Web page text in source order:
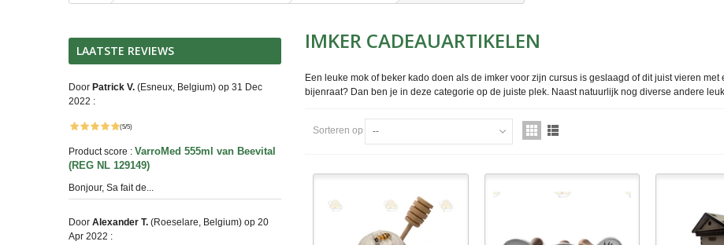
LAATSTE REVIEWS
Door Patrick V. (Esneux, Belgium) op 31 Dec
2022 :
(5/5)
Product score : VarroMed 555ml van Beevital
(REG NL 129149)
Bonjour, Sa fait de...
Door Alexander T. (Roeselare, Belgium) op 20
Apr 2022 :
IMKER CADEAUARTIKELEN
Een leuke mok of beker kado doen als de imker voor zijn cursus is geslaagd of dit juist vieren
bijenraat? Dan ben je in deze categorie op de juiste plek. Naast natuurlijk nog diverse andere
Sorteren op --